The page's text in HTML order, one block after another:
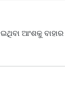
ଆଂଶକୁ